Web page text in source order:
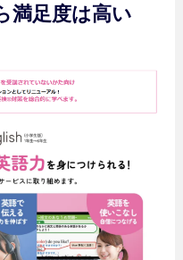
満足度は高い